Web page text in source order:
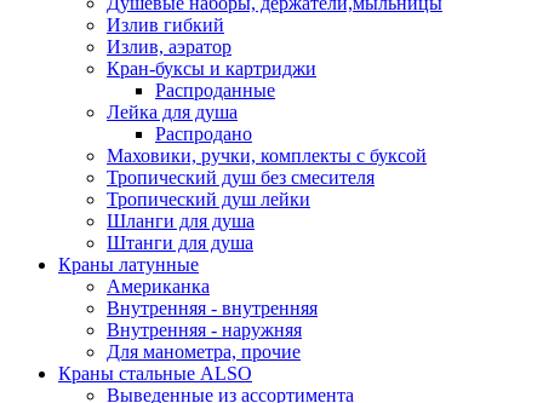
Излив гибкий
Излив, аэратор
Кран-буксы и картриджи
Распроданные
Лейка для душа
Распродано
Маховики, ручки, комплекты с буксой
Тропический душ без смесителя
Тропический душ лейки
Шланги для душа
Штанги для душа
Краны латунные
Американка
Внутренняя - внутренняя
Внутренняя - наружняя
Для манометра, прочие
Краны стальные ALSO
Выведенные из ассортимента